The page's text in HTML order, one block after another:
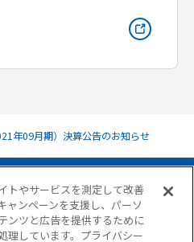
年09月期）決算公告のお知らせ
トやサービスを測定して改善
ャンペーンを支援し、パーソ
ンツと広告を提供するために
理しています。プライバシー